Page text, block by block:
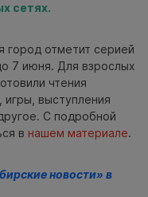
сетях.
город отметит серией
7 июня. Для взрослых
чтения
игры, выступления
С подробной
в нашем материале.
новости» в